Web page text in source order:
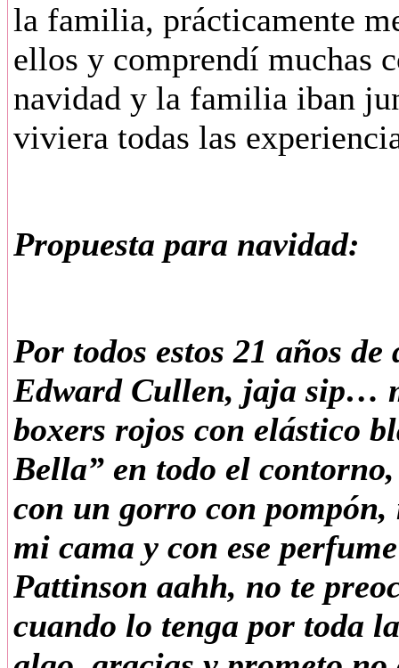
la familia, prácticamente
ellos y comprendí muchas
navidad y la familia iban
viviera todas las
Propuesta para navidad:
Por todos estos 21 años
Edward Cullen, jaja sip…
boxers rojos con elástico
Bella” en todo el
con un gorro con pompón,
mi cama y con ese
Pattinson aahh, no te
cuando lo tenga por toda